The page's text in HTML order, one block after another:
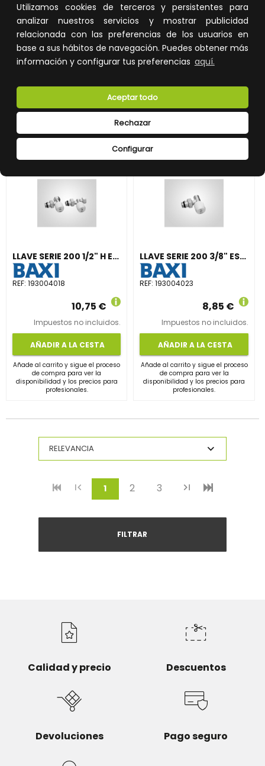
Utilizamos cookies de terceros y persistentes para
analizar nuestros servicios y mostrar publicidad
relacionada con las preferencias de los usuarios en
base a sus hábitos de navegación. Puedes obtener más
información y configurar tus preferencias aquí.
Configurar
Rechazar
Aceptar todo
REF:192412000
205,00 €
Impuestos no incluidos.
AÑADIR A LA CESTA
Añade al carrito y sigue el proceso
disponibilidad y los precios para
profesionales.
REF: 193004017
9,55 €
Impuestos no incluidos.
AÑADIR A LA CESTA
Añade al carrito y sigue el proceso
disponibilidad y los precios para
profesionales.
LLAVE SERIE 200 1/2" H ESCUADRA
REF: 193004018
10,75 €
Impuestos no incluidos.
AÑADIR A LA CESTA
Añade al carrito y sigue el proceso
de compra para ver la
disponibilidad y los precios para
profesionales.
LLAVE SERIE 200 3/8" ESCUADRA SOLDAR 10-12
REF:193004023
8,85 €
Impuestos no incluidos.
AÑADIR A LA CESTA
Añade al carrito y sigue el proceso
de compra para ver la
disponibilidad y los precios para
profesionales.
1(current)
2 3
FILTRAR
Calidad y precio Descuentos
Devoluciones Pago seguro